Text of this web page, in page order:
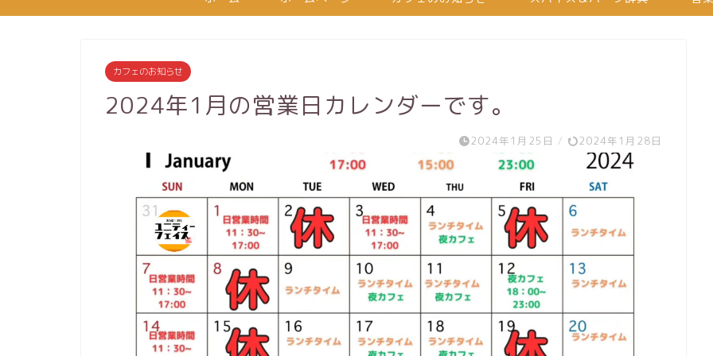
カフェのお知らせ
2024年1月の営業日カレンダーです。
2024年1月25日 / 2024年1月28日